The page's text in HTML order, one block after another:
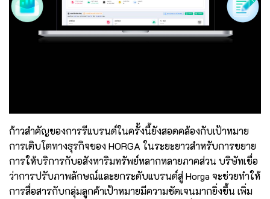
ก้าวสำคัญของการรีแบรนด์ในครั้งนี้ยังสอดคล้องกับเป้าหมาย
การเติบโตทางธุรกิจของ HORGA ในระยะยาวสำหรับการขยาย
การให้บริการกับอสังหาริมทรัพย์หลากหลายภาคส่วน บริษัทเชื่อ
ว่าการปรับภาพลักษณ์และยกระดับแบรนด์สู่ Horga จะช่วยทำให้
การสื่อสารกับกลุ่มลูกค้าเป้าหมายมีความชัดเจนมากยิ่งขึ้น เพิ่ม